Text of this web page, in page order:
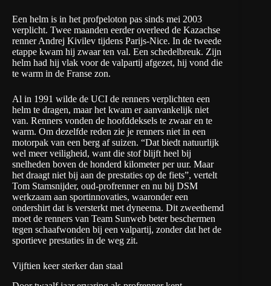
Een helm is in het profpeloton pas sinds mei 2003
verplicht. Twee maanden eerder overleed de Kazachse
renner Andrej Kivilev tijdens Parijs-Nice. In de tweede
etappe kwam hij zwaar ten val. Een schedelbreuk. Zijn
helm had hij vlak voor de valpartij afgezet, hij vond die
te warm in de Franse zon.
Al in 1991 wilde de UCI de renners verplichten een
helm te dragen, maar het kwam er aanvankelijk niet
van. Renners vonden de hoofddeksels te zwaar en te
warm. Om dezelfde reden zie je renners niet in een
motorpak van een berg af suizen. “Dat biedt natuurlijk
wel meer veiligheid, want die stof blijft heel bij
snelheden boven de honderd kilometer per uur. Maar
het draagt niet bij aan de prestaties op de fiets”, vertelt
Tom Stamsnijder, oud-profrenner en nu bij DSM
werkzaam aan sportinnovaties, waaronder een
ondershirt dat is versterkt met dyneema. Dit zweethemd
moet de renners van Team Sunweb beter beschermen
tegen schaafwonden bij een valpartij, zonder dat het de
sportieve prestaties in de weg zit.
Vijftien keer sterker dan staal